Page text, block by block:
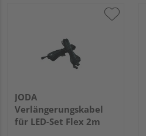
JODA
Verlängerungskabel
für LED-Set Flex 2m